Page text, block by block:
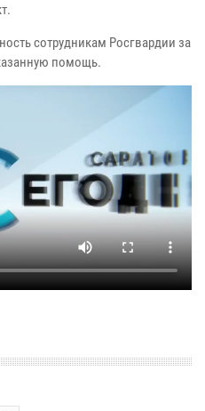
сотрудникам Росгвардии за
помощь.